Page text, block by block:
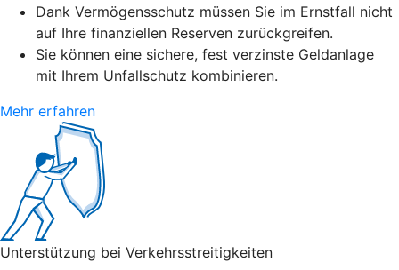
Dank Vermögensschutz müssen Sie im Ernstfall nicht
auf Ihre finanziellen Reserven zurückgreifen.
Sie können eine sichere, fest verzinste Geldanlage
mit Ihrem Unfallschutz kombinieren.
Mehr erfahren
Unterstützung bei Verkehrsstreitigkeiten